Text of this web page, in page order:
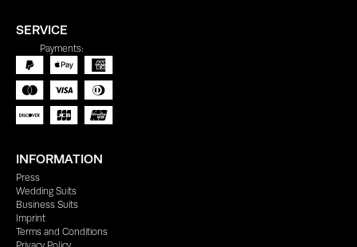
SERVICE
Payments:
INFORMATION
Press
Wedding Suits
Business Suits
Imprint
Terms and Conditions